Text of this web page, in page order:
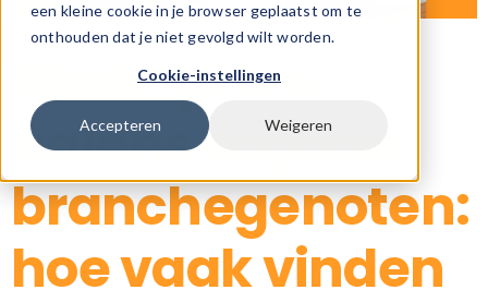
een kleine cookie in je browser geplaatst om te
onthouden dat je niet gevolgd wilt worden.
Cookie-instellingen
Accepteren Weigeren
Over ons
Werk-privé
balans en jouw
branchegenoten:
hoe vaak vinden